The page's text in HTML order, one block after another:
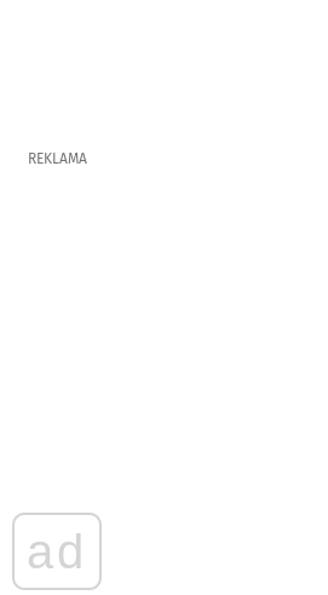
REKLAMA
ad